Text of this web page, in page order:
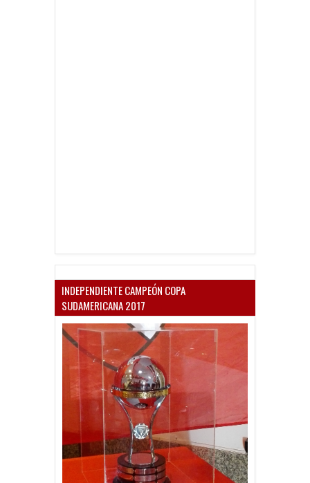
INDEPENDIENTE CAMPEÓN COPA
SUDAMERICANA 2017